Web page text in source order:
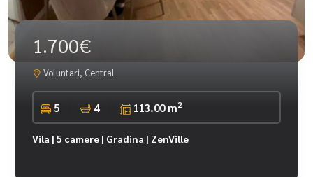
1.700€
Voluntari, Central
5 4 113.00 m2
Vila | 5 camere | Gradina | ZenVille